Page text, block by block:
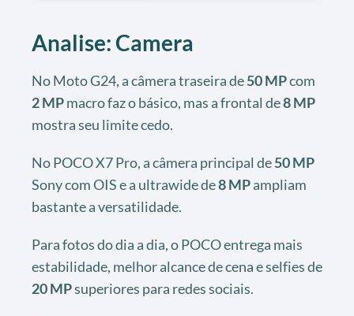
Analise: Camera
No Moto G24, a câmera traseira de50 MPcom
2 MPmacro faz o básico, mas a frontal de8 MP
mostra seu limite cedo.
No POCO X7 Pro, a câmera principal de50 MP
Sony com OIS e a ultrawide de8 MPampliam
bastante a versatilidade.
Para fotos do dia a dia, o POCO entrega mais
estabilidade, melhor alcance de cena e selfies de
20 MPsuperiores para redes sociais.